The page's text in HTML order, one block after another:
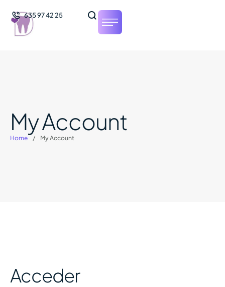
635 97 42 25
My Account
Home / My Account
Acceder